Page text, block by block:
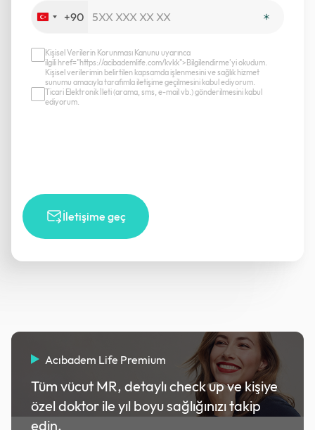
Turkey
+90
İletişime geç
Kişisel Verilerin Korunması Kanunu uyarınca
ilgili href="https://acibademlife.com/kvkk">Bilgilendirme’yi okudum.
Kişisel verilerimin belirtilen kapsamda işlenmesini ve sağlık hizmet
sunumu amacıyla tarafımla iletişime geçilmesini kabul ediyorum.
Ticari Elektronik İleti (arama, sms, e-mail vb.) gönderilmesini kabul
ediyorum.
Acıbadem Life Premium
Tüm vücut MR, detaylı check up ve kişiye
özel doktor ile yıl boyu sağlığınızı takip
edin.